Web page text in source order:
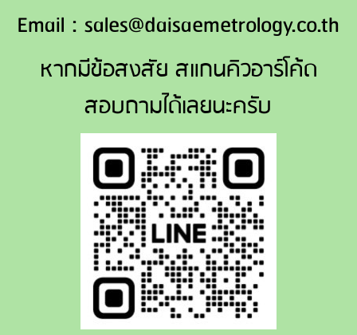
Email : sales@daisaemetrology.co.th
หากมีข้อสงสัย สแกนคิวอาร์โค้ด
สอบถามได้เลยนะครับ